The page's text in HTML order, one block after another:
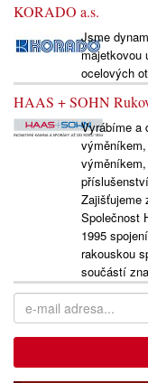
KORADO a.s.
Jsme
majetkovou
ocelových
HAAS + SOHN
Vyrábíme a
Zajišťujeme
Společnost
1995
rakouskou
součástí